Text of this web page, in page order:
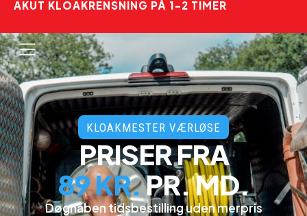
AKUT KLOAKRENSNING PÅ 1-2 TIMER
KLOAKMESTER VÆRLØSE
PRISER FRA
89 KR.PR. MD.
Døgnåben tidsbestilling uden merpris